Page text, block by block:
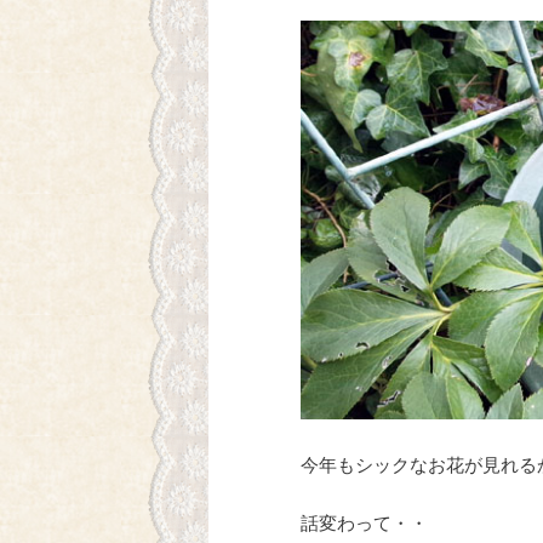
今年もシックなお花が見れ
話変わって・・